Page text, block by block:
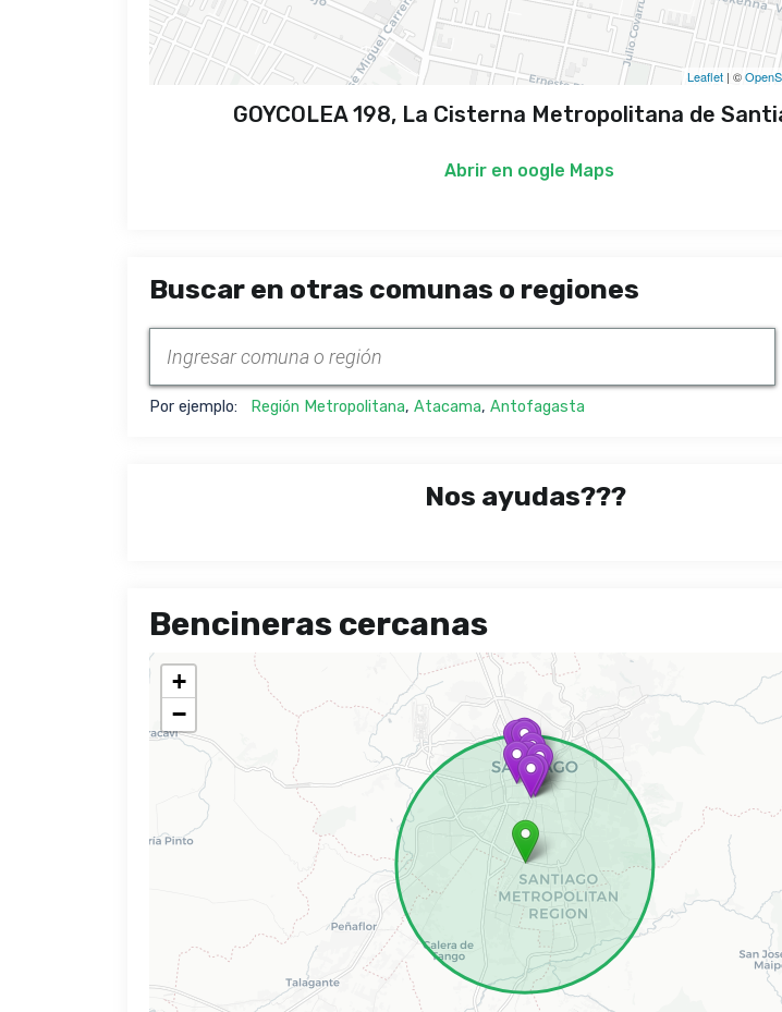
Leaflet | ©
GOYCOLEA 198, La Cisterna Metropolitana de
Abrir en oogle Maps
Buscar en otras comunas o regiones
Por ejemplo: Región Metropolitana, Atacama, Antofagasta
Nos ayudas???
Bencineras cercanas
+
−